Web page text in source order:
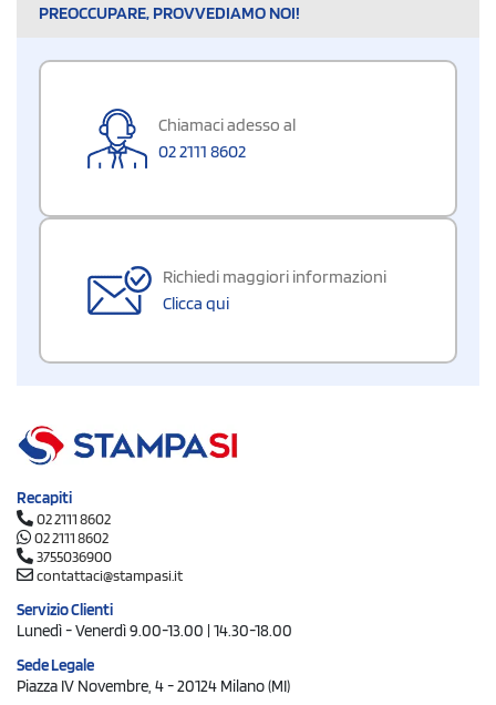
PREOCCUPARE, PROVVEDIAMO NOI!
Chiamaci adesso al
02 2111 8602
Richiedi maggiori informazioni
Clicca qui
Recapiti
02 2111 8602
02 2111 8602
3755036900
contattaci@stampasi.it
Servizio Clienti
Lunedì - Venerdì 9.00-13.00 | 14.30-18.00
Sede Legale
Piazza IV Novembre, 4 - 20124 Milano (MI)